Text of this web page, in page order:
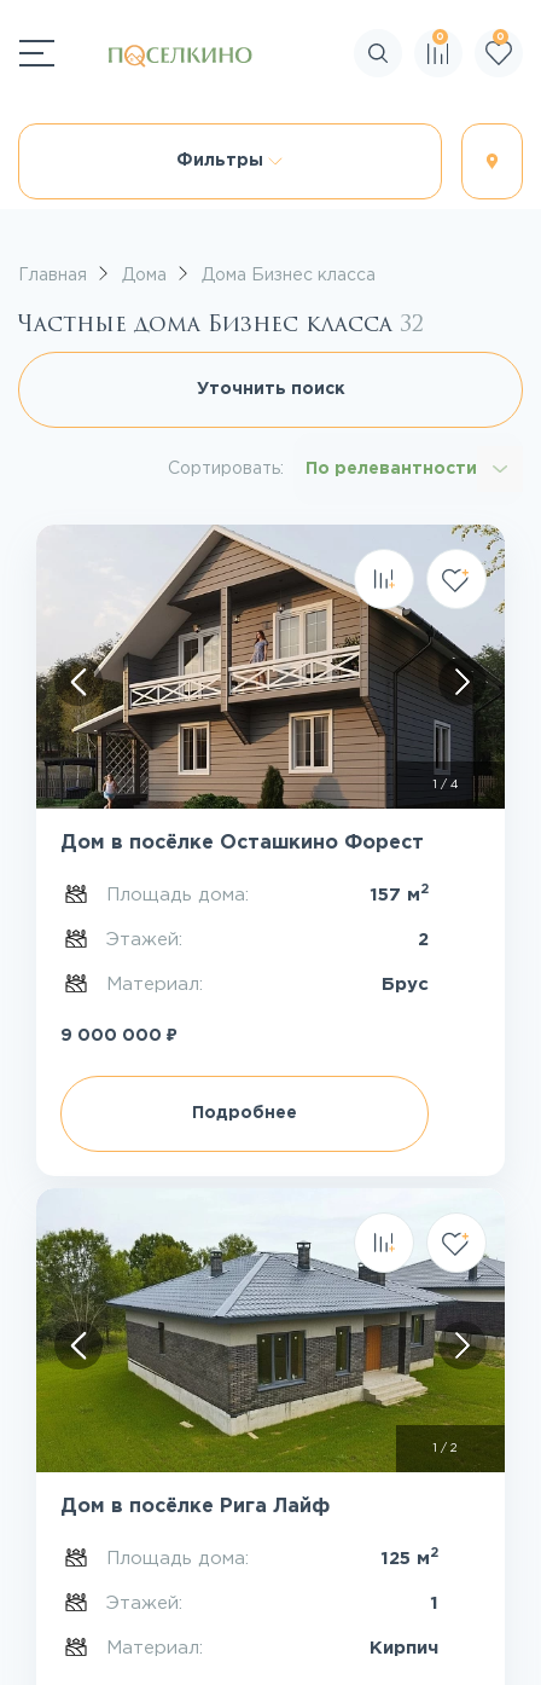
Поиск по сайту
0 0
Фильтры
Главная Дома Дома Бизнес класса
Частные дома Бизнес класса 32
Уточнить поиск
Сортировать: По релевантности
/ 4
Дом в посёлке Осташкино Форест
Площадь дома: 157 м 2
Этажей: 2
Материал: Брус
9 000 000 ₽
Подробнее
/ 2
Дом в посёлке Рига Лайф
Площадь дома: 125 м 2
Этажей: 1
Материал: Кирпич